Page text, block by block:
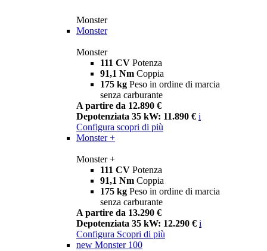
Monster
Monster
Monster
111 CV Potenza
91,1 Nm Coppia
175 kg Peso in ordine di marcia
senza carburante
A partire da 12.890 €
Depotenziata 35 kW: 11.890 € i
Configura scopri di più
Monster +
Monster +
111 CV Potenza
91,1 Nm Coppia
175 kg Peso in ordine di marcia
senza carburante
A partire da 13.290 €
Depotenziata 35 kW: 12.290 € i
Configura Scopri di più
new Monster 100